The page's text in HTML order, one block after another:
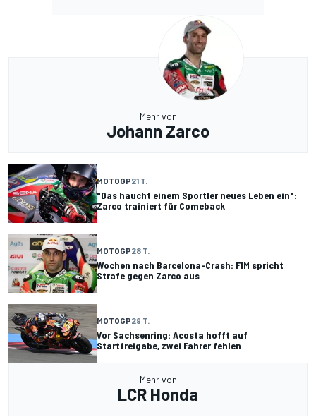
Mehr von
Johann Zarco
MOTOGP21 T.
"Das haucht einem Sportler neues Leben ein":
Zarco trainiert für Comeback
MOTOGP28 T.
Wochen nach Barcelona-Crash: FIM spricht
Strafe gegen Zarco aus
MOTOGP29 T.
Vor Sachsenring: Acosta hofft auf
Startfreigabe, zwei Fahrer fehlen
Mehr von
LCR Honda